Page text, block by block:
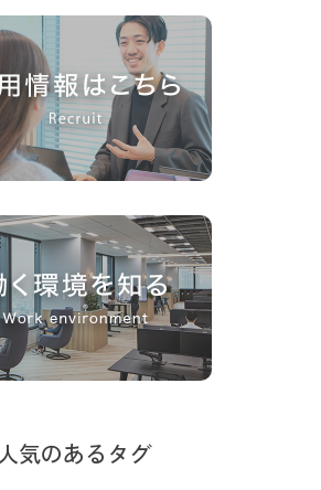
気のあるタグ